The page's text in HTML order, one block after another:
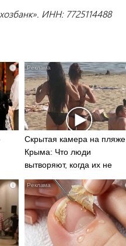
ИНН: 7725114488
i
Скрытая камера на пляже
Крыма: Что люди
вытворяют, когда их не
видят...
i